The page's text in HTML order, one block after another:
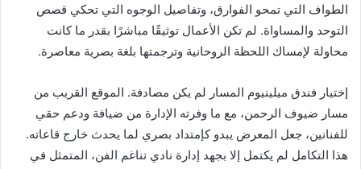
الطواف التي تمحو الفوارق، وتفاصيل الوجوه التي تحكي قصص
التوحد والمساواة. لم تكن الأعمال توثيقًا مباشرًا بقدر ما كانت
محاولة لإمساك اللحظة الروحانية وترجمتها بلغة بصرية معاصرة.
إختيار فندق ميلينيوم المسار لم يكن مصادفة. الموقع القريب من
مسار ضيوف الرحمن، مع ما وفرته الإدارة من ضيافة ودعم حقي
للفنانين، جعل المعرض يبدو كإمتداد بصري لما يحدث خارج قاعاته.
هذا التكامل لم يكتمل إلا بجهد إدارة نادي تناغم الفن، المتمثل في